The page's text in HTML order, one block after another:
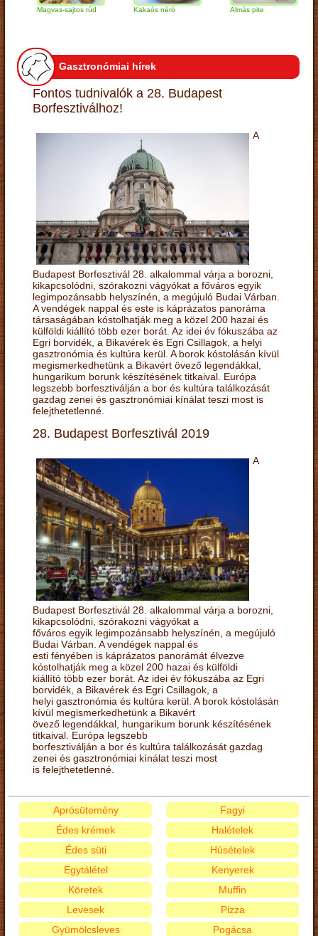
Magvas-sajtos rúd Kakaós néró Almás pite
Gasztronómiai hírek
Fontos tudnivalók a 28. Budapest
Borfesztiválhoz!
A
Budapest Borfesztivál 28. alkalommal várja a borozni,
kikapcsolódni, szórakozni vágyókat a főváros egyik
legimpozánsabb helyszínén, a megújuló Budai Várban.
A vendégek nappal és este is káprázatos panoráma
társaságában kóstolhatják meg a közel 200 hazai és
külföldi kiállító több ezer borát. Az idei év fókuszába az
Egri borvidék, a Bikavérek és Egri Csillagok, a helyi
gasztronómia és kultúra kerül. A borok kóstolásán kívül
megismerkedhetünk a Bikavért övező legendákkal,
hungarikum borunk készítésének titkaival. Európa
legszebb borfesztiválján a bor és kultúra találkozását
gazdag zenei és gasztronómiai kínálat teszi most is
felejthetetlenné.
28. Budapest Borfesztivál 2019
A
Budapest Borfesztivál 28. alkalommal várja a borozni,
kikapcsolódni, szórakozni vágyókat a
főváros egyik legimpozánsabb helyszínén, a megújuló
Budai Várban. A vendégek nappal és
esti fényében is káprázatos panorámát élvezve
kóstolhatják meg a közel 200 hazai és külföldi
kiállító több ezer borát. Az idei év fókuszába az Egri
borvidék, a Bikavérek és Egri Csillagok, a
helyi gasztronómia és kultúra kerül. A borok kóstolásán
kívül megismerkedhetünk a Bikavért
övező legendákkal, hungarikum borunk készítésének
titkaival. Európa legszebb
borfesztiválján a bor és kultúra találkozását gazdag
zenei és gasztronómiai kínálat teszi most
is felejthetetlenné.
Aprósütemény
Édes krémek
Édes süti
Egytálétel
Fagyi
Halételek
Húsételek
Kenyerek
Köretek
Levesek
Gyümölcsleves
Muffin
Pizza
Pogácsa